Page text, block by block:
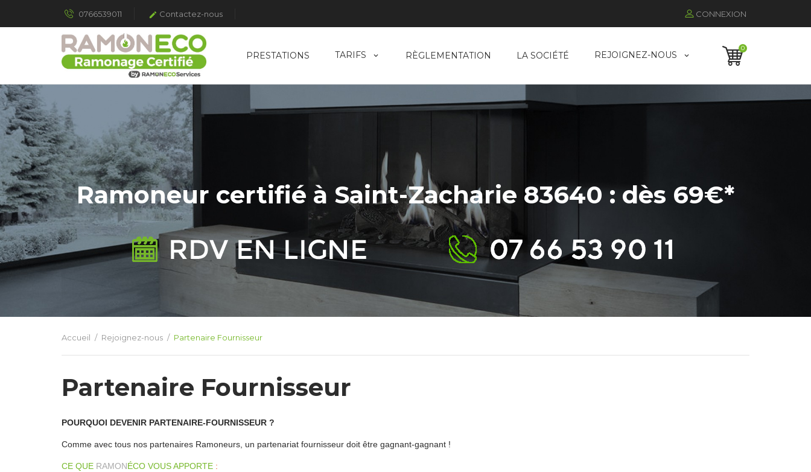
0766539011  Contactez-nous CONNEXION
PRESTATIONS TARIFS RÈGLEMENTATION LA SOCIÉTÉ REJOIGNEZ-NOUS
0
Ramoneur certifié à Saint-Zacharie 83640 : dès 69€*
Accueil Rejoignez-nous Partenaire Fournisseur
Partenaire Fournisseur
POURQUOI DEVENIR PARTENAIRE-FOURNISSEUR ?
Comme avec tous nos partenaires Ramoneurs, un partenariat fournisseur doit être gagnant-gagnant !
CE QUE RAMONÉCO VOUS APPORTE :